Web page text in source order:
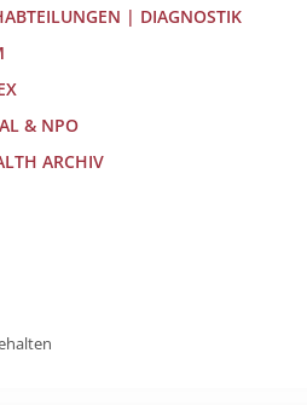
| DIAGNOSTIK
& NPO
ARCHIV